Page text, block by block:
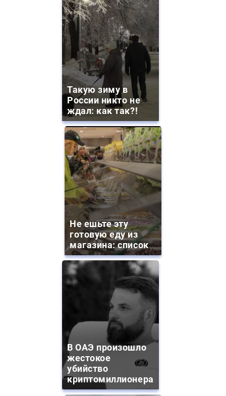
Такую зиму в
России никто не
ждал: как так?!
Не ешьте эту
готовую еду из
магазина: список
В ОАЭ произошло
жестокое
убийство
криптомиллионера